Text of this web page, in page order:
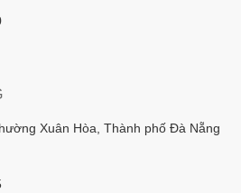
Xuân Hòa, Thành phố Đà Nẵng